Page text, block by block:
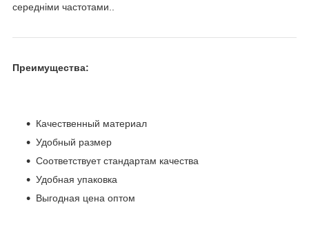
середніми частотами..
Преимущества:
Качественный материал
Удобный размер
Соответствует стандартам качества
Удобная упаковка
Выгодная цена оптом